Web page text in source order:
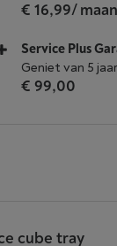
€ 16,99/
Service Plus
Geniet van 5
€ 99,00
cube tray